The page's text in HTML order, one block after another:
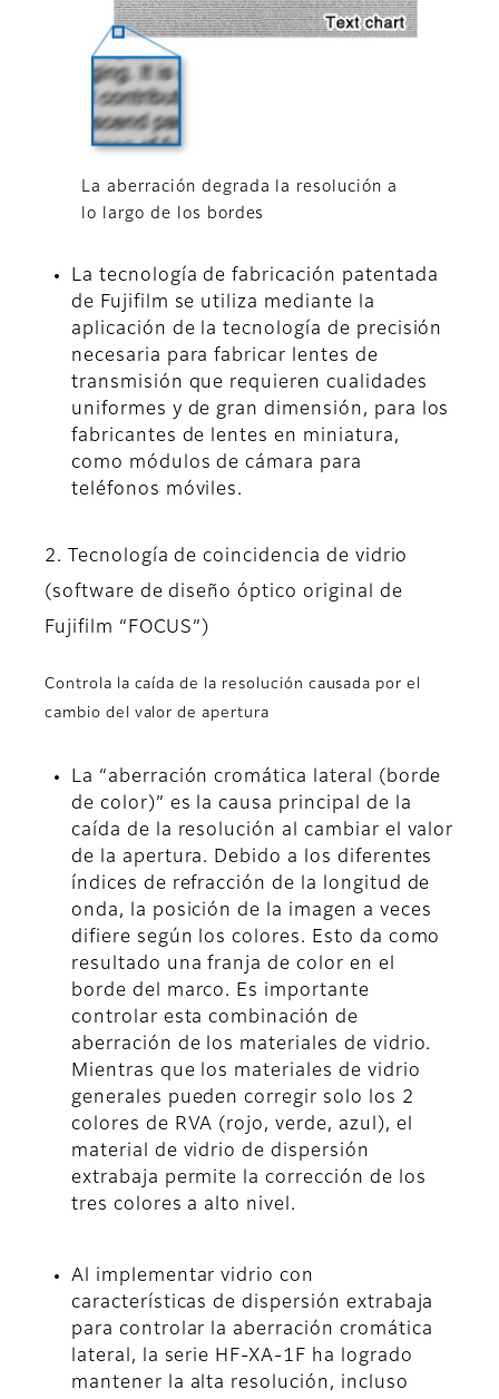
La aberración degrada la resolución a
lo largo de los bordes
La tecnología de fabricación patentada
de Fujifilm se utiliza mediante la
aplicación de la tecnología de precisión
necesaria para fabricar lentes de
transmisión que requieren cualidades
uniformes y de gran dimensión, para los
fabricantes de lentes en miniatura,
como módulos de cámara para
teléfonos móviles.
2. Tecnología de coincidencia de vidrio
(software de diseño óptico original de
Fujifilm “FOCUS”)
Controla la caída de la resolución causada por el
cambio del valor de apertura
La “aberración cromática lateral (borde
de color)” es la causa principal de la
caída de la resolución al cambiar el valor
de la apertura. Debido a los diferentes
índices de refracción de la longitud de
onda, la posición de la imagen a veces
difiere según los colores. Esto da como
resultado una franja de color en el
borde del marco. Es importante
controlar esta combinación de
aberración de los materiales de vidrio.
Mientras que los materiales de vidrio
generales pueden corregir solo los 2
colores de RVA (rojo, verde, azul), el
material de vidrio de dispersión
extrabaja permite la corrección de los
tres colores a alto nivel.
Al implementar vidrio con
características de dispersión extrabaja
para controlar la aberración cromática
lateral, la serie HF-XA-1F ha logrado
mantener la alta resolución, incluso